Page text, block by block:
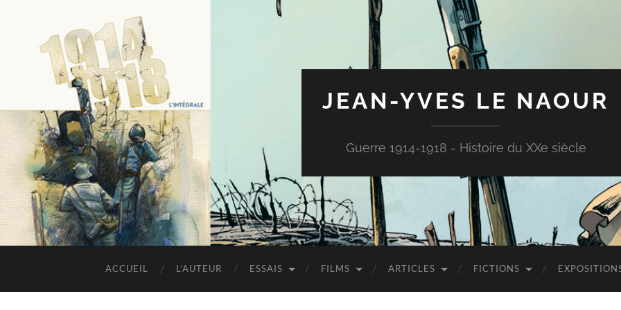
JEAN-YVES LE NAOUR
Guerre 1914-1918 - Histoire du XXe siècle
ACCUEIL L’AUTEUR ESSAIS FILMS ARTICLES FICTIONS